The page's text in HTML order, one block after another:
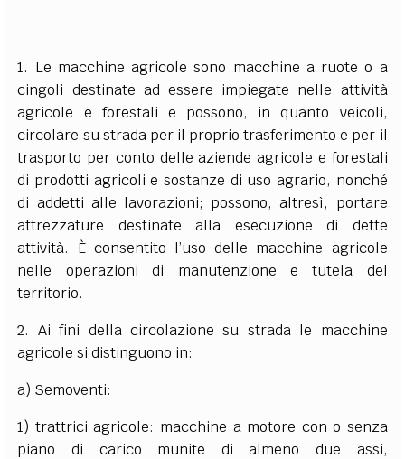
1. Le macchine agricole sono macchine a ruote o a
cingoli destinate ad essere impiegate nelle attività
agricole e forestali e possono, in quanto veicoli,
circolare su strada per il proprio trasferimento e per il
trasporto per conto delle aziende agricole e forestali
di prodotti agricoli e sostanze di uso agrario, nonché
di addetti alle lavorazioni; possono, altresì, portare
attrezzature destinate alla esecuzione di dette
attività. È consentito l’uso delle macchine agricole
nelle operazioni di manutenzione e tutela del
territorio.
2. Ai fini della circolazione su strada le macchine
agricole si distinguono in:
a) Semoventi:
1) trattrici agricole: macchine a motore con o senza
piano di carico munite di almeno due assi,